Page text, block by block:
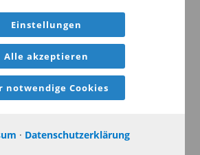
Einstellungen
Alle akzeptieren
notwendige Cookies
· Datenschutzerklärung
Grundkapital von 23.000.000 Euro -
B67549
darf weder ganz noch teilweise ohne
die Verwaltungsgesellschaft reproduziert
noch eine Anlageberatung dar.